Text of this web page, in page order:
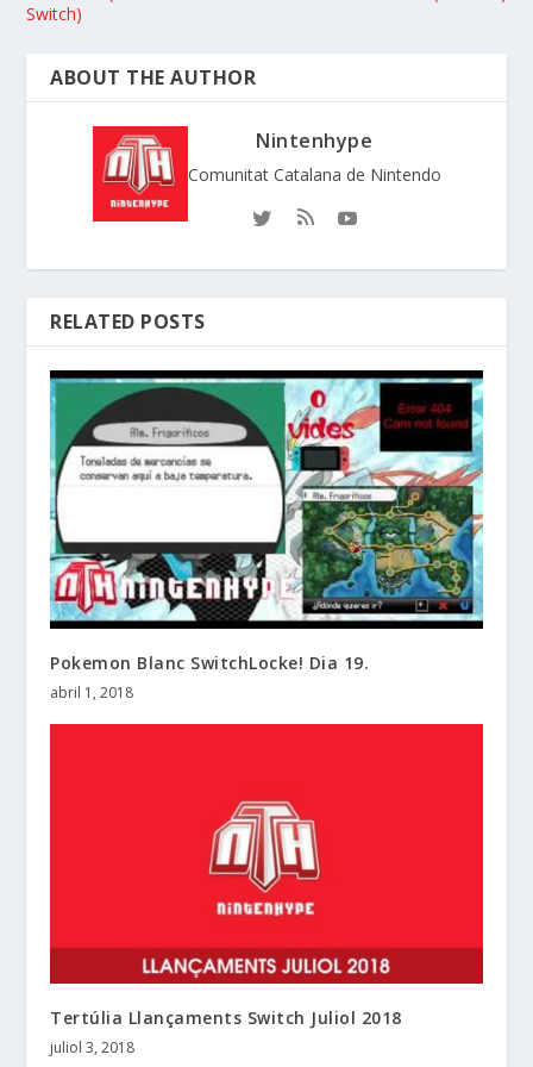
Switch)
ABOUT THE AUTHOR
Nintenhype
Comunitat Catalana de Nintendo
RELATED POSTS
Pokemon Blanc SwitchLocke! Dia 19.
abril 1, 2018
Tertúlia Llançaments Switch Juliol 2018
juliol 3, 2018